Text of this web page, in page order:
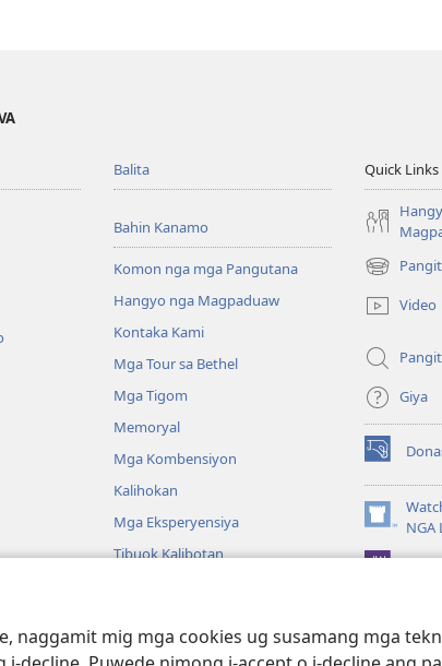
naggamit mig mga cookies ug susamang mga
sa Bibliya
Balita
Bahin Kanamo
Komon nga mga Pangutana
Hangyo nga Magpaduaw
Kontaka Kami
Mga Tour sa Bethel
Mga Tigom
Memoryal
Mga Kombensiyon
Kalihokan
Mga Eksperyensiya
Tibuok Kalibotan
Quick Links
(mo-
open
ug
ong
Video
Giya
(mo-
open
ug
bag-
window)
NGA
(mo-
open
window)